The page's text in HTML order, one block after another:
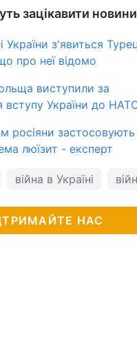
зацікавити
України з'явиться
про неї відомо
виступили за
вступу України до
росіяни застосовують
люїзит - експерт
війна в Україні
НАС